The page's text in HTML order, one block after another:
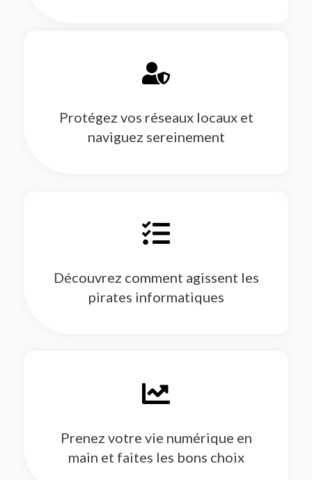
Protégez vos réseaux locaux et
naviguez sereinement
Découvrez comment agissent les
pirates informatiques
Prenez votre vie numérique en
main et faites les bons choix